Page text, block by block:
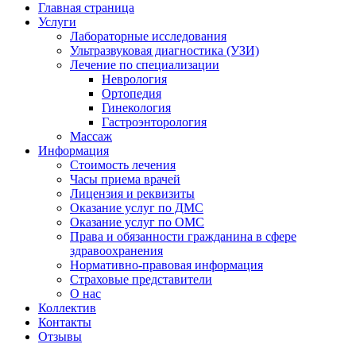
Главная страница
Услуги
Лабораторные исследования
Ультразвуковая диагностика (УЗИ)
Лечение по специализации
Неврология
Ортопедия
Гинекология
Гастроэнторология
Массаж
Информация
Стоимость лечения
Часы приема врачей
Лицензия и реквизиты
Оказание услуг по ДМС
Оказание услуг по ОМС
Права и обязанности гражданина в сфере
здравоохранения
Нормативно-правовая информация
Страховые представители
О нас
Коллектив
Контакты
Отзывы